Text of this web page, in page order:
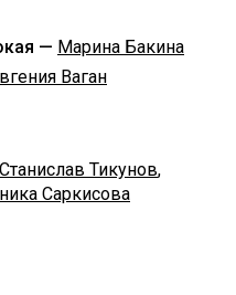
— Марина Бакина
Ваган
Станислав Тикунов,
Саркисова